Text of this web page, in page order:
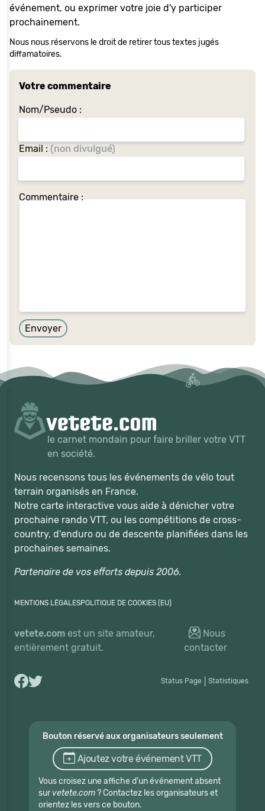
événement, ou exprimer votre joie d'y participer
prochainement.
Nous nous réservons le droit de retirer tous textes jugés
diffamatoires.
Votre commentaire
Nom/Pseudo :
Email : (non divulgué)
vous
ce
champ:
Commentaire :
Envoyer
le carnet mondain pour faire briller votre VTT
en société.
Nous recensons tous les événements de vélo tout
terrain organisés en France.
Notre carte interactive vous aide à dénicher votre
prochaine rando VTT, ou les compétitions de cross-
country, d'enduro ou de descente planifiées dans les
prochaines semaines.
Partenaire de vos efforts depuis 2006.
MENTIONS LÉGALESPOLITIQUE DE COOKIES (EU)
vetete.com est un site amateur,
entièrement gratuit.
Nous
contacter
Status Page Statistiques
Bouton réservé aux organisateurs seulement
Ajoutez votre événement VTT
Vous croisez une affiche d'un événement absent
sur vetete.com? Contactez les organisateurs et
orientez les vers ce bouton.